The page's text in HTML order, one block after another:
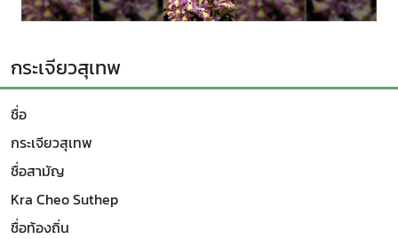
กระเจียวสุเทพ
ชื่อ
กระเจียวสุเทพ
ชื่อสามัญ
Kra Cheo Suthep
ชื่อท้องถิ่น